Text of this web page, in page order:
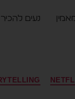
נעים להכיר